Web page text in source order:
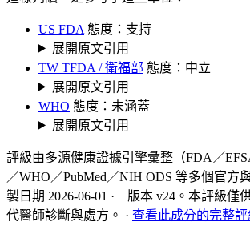
US FDA 態度：支持
展開原文引用
TW TFDA / 衛福部 態度：中立
展開原文引用
WHO 態度：未涵蓋
展開原文引用
評級由多源健康證據引擎彙整（FDA／
／WHO／PubMed／NIH ODS 等多個官方
製日期 2026-06-01 · 版本 v24。本評級僅
代醫師診斷與處方。 · 查看此成分的完整評